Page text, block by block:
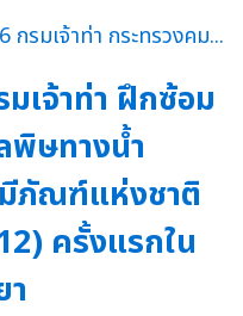
เจ้าท่า ฝึกซ้อม
ษทางน้ำ
มีภัณฑ์แห่งชาติ
ครั้งแรกใน